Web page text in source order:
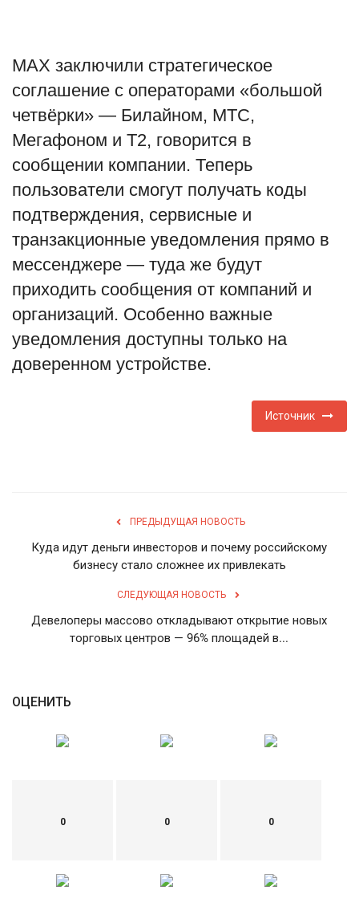
Россия
Язык
English
MAX заключили стратегическое
соглашение с операторами «большой
четвёрки» — Билайном, МТС,
Мегафоном и Т2, говорится в
сообщении компании. Теперь
пользователи смогут получать коды
подтверждения, сервисные и
транзакционные уведомления прямо в
мессенджере — туда же будут
приходить сообщения от компаний и
организаций. Особенно важные
уведомления доступны только на
доверенном устройстве.
Источник
ПРЕДЫДУЩАЯ НОВОСТЬ
Куда идут деньги инвесторов и почему российскому
бизнесу стало сложнее их привлекать
СЛЕДУЮЩАЯ НОВОСТЬ
Девелоперы массово откладывают открытие новых
торговых центров — 96% площадей в...
ОЦЕНИТЬ
0 0 0